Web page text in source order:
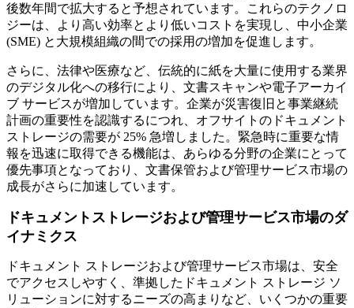
後数年間で拡大すると予想されています。これらのテクノロ
ジーは、より高い効率とより低いコストを実現し、中小企業
(SME) と大規模組織の間での採用の増加を促進します。
さらに、法律や医療など、伝統的に紙を大量に使用する業界
のデジタル化への移行により、文書スキャンや電子アーカイ
ブ サービスが増加しています。企業が災害復旧と事業継続
計画の重要性を認識するにつれ、オフサイトのドキュメント
ストレージの需要が 25% 急増しました。緊急時に重要な情
報を迅速に取得できる機能は、あらゆる分野の企業にとって
優先事項となっており、文書保管および管理サービス市場の
成長がさらに加速しています。
ドキュメントストレージおよび管理サービス市場のダ
イナミクス
ドキュメント ストレージおよび管理サービス市場は、安全
でアクセスしやすく、準拠したドキュメント ストレージ ソ
リューションに対するニーズの高まりなど、いくつかの重要